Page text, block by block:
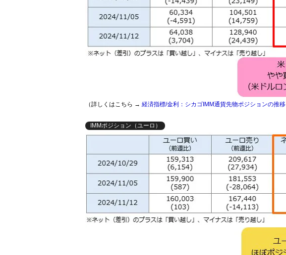
（詳しくはこちら → 経済指標/金利：シカゴIMM通貨先物ポジションの推移
IMMポジション（ユーロ）